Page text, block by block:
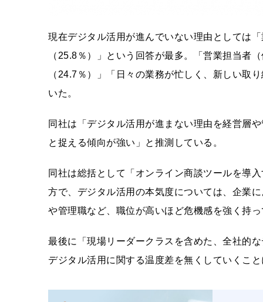
現在デジタル活用が進んでいない理由としては
（25.8％）」という回答が最多。「営業担当者
（24.7％）」「日々の業務が忙しく、新しい取
いた。
同社は「デジタル活用が進まない理由を経営層
と捉える傾向が強い」と推測している。
同社は総括として「オンライン商談ツールを導
方で、デジタル活用の本気度については、企業
や管理職など、職位が高いほど危機感を強く持
最後に「現場リーダークラスを含めた、全社的
デジタル活用に関する温度差を無くしていくこ